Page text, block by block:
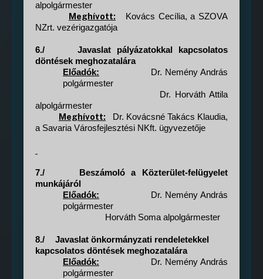
alpolgármester
Meghívott:
Kovács Cecília, a SZOVA
NZrt. vezérigazgatója
6./
Javaslat pályázatokkal kapcsolatos
döntések meghozatalára
Előadók:
Dr. Nemény András
polgármester
Dr. Horváth Attila
alpolgármester
Meghívott:
Dr. Kovácsné Takács Klaudia,
a Savaria Városfejlesztési NKft. ügyvezetője
7./
Beszámoló a Közterület-felügyelet
munkájáról
Előadók:
Dr. Nemény András
polgármester
Horváth Soma alpolgármester
8./
Javaslat önkormányzati rendeletekkel
kapcsolatos döntések meghozatalára
Előadók:
Dr. Nemény András
polgármester